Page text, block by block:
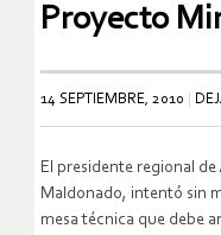
Proyecto
14 SEPTIEMBRE, 2010
El presidente regional
Maldonado, intentó sin
mesa técnica que debe